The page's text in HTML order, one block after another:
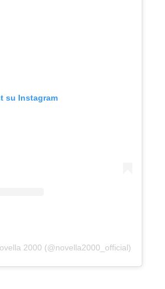
su Instagram
2000 (@novella2000_official)